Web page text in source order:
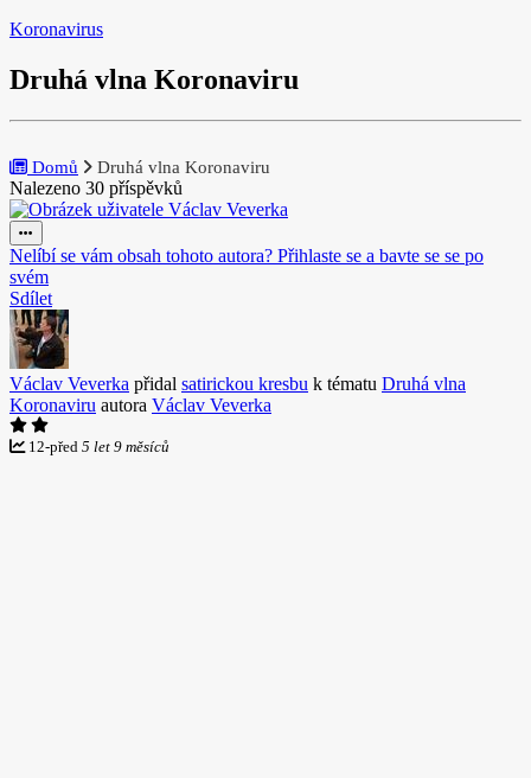
Koronavirus
Druhá vlna Koronaviru
Domů Druhá vlna Koronaviru
Nalezeno 30 příspěvků
Nelíbí se vám obsah tohoto autora? Přihlaste se a bavte se se po
svém
Sdílet
Václav Veverka přidal satirickou kresbu k tématu Druhá vlna
Koronaviru autora Václav Veverka
12-před 5 let 9 měsíců